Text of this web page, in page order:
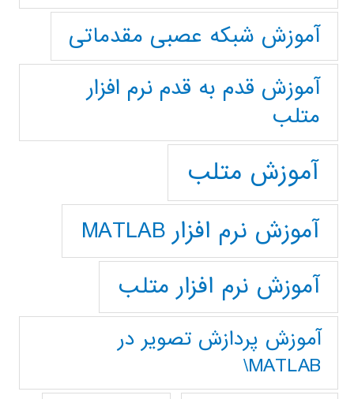
آموزش شبکه عصبی مقدماتی
آموزش قدم به قدم نرم افزار
متلب
آموزش متلب
آموزش نرم افزار MATLAB
آموزش نرم افزار متلب
آموزش پردازش تصوير در
MATLAB\